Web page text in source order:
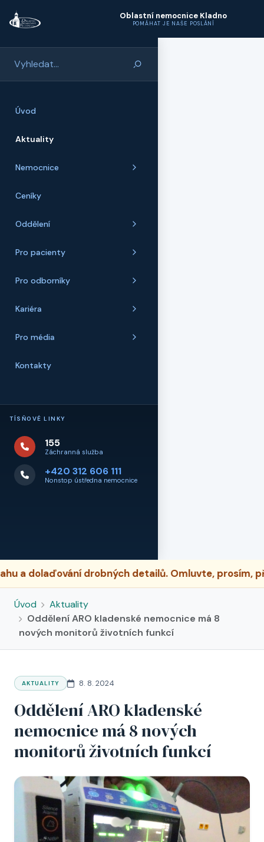
Oblastní nemocnice Kladno
POMÁHAT JE NAŠE POSLÁNÍ
Úvod
Aktuality
Nemocnice
Ceníky
Oddělení
Pro pacienty
Pro odborníky
Kariéra
Pro média
Kontakty
TÍSŇOVÉ LINKY
155
Záchranná služba
+420 312 606 111
Nonstop ústředna nemocnice
drobných detailů. Omluvte, prosím, případné
Úvod
Aktuality
Oddělení ARO kladenské nemocnice má 8
nových monitorů životních funkcí
AKTUALITY 8. 8. 2024
Oddělení ARO kladenské
nemocnice má 8 nových
monitorů životních funkcí